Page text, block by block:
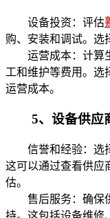
设备投资：评估
购、安装和调试。选
运营成本：计算生
工和维护等费用。选
运营成本。
5、设备供应
信誉和经验：选择
这可以通过查看供应
估。
售后服务：确保供